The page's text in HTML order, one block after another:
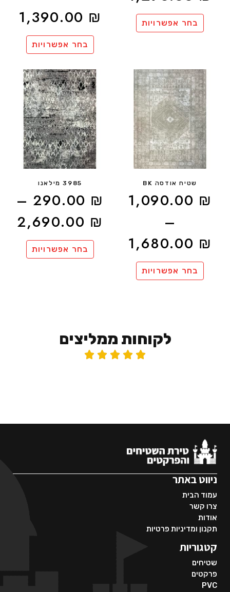
בחר אפשרויות
1,390.00 ₪
בחר אפשרויות
שטיח אודסה BK
1,090.00 ₪
–
1,680.00 ₪
בחר אפשרויות
3985 מילאנו
290.00 ₪
–
2,690.00 ₪
בחר אפשרויות
לקוחות ממליצים





ניווט באתר
עמוד הבית
צרו קשר
אודות
תקנון ומדיניות פרטיות
קטגוריות
שטיחים
פרקטים
PVC